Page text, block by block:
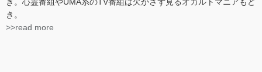
き。
>>read more